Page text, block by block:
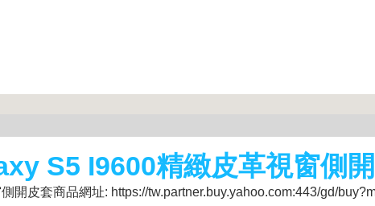
S5 I9600精緻皮革視窗側
開皮套商品網址: https://tw.partner.buy.yahoo.com:443/gd/